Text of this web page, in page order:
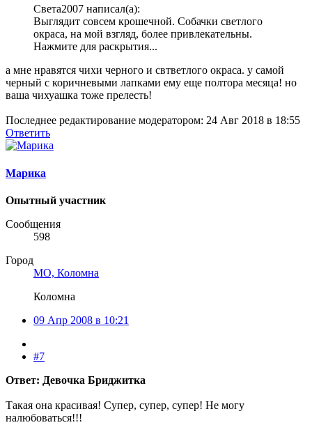
Света2007 написал(а):
Выглядит совсем крошечной. Собачки светлого
окраса, на мой взгляд, более привлекательны.
Нажмите для раскрытия...
а мне нравятся чихи черного и свтветлого окраса. у самой
черный с коричневыми лапками ему еще полтора месяца! но
ваша чихуашка тоже прелесть!
Последнее редактирование модератором: 24 Авг 2018 в 18:55
Ответить
Марика
Опытный участник
Сообщения
598
Город
МО, Коломна
Коломна
09 Апр 2008 в 10:21
#7
Ответ: Девочка Бриджитка
Такая она красивая! Супер, супер, супер! Не могу
налюбоваться!!!